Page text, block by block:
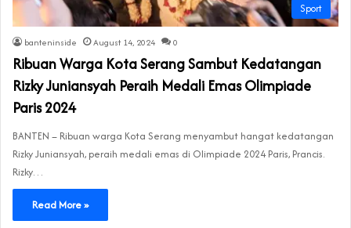
Sport
banteninside August 14, 2024 0
Ribuan Warga Kota Serang Sambut Kedatangan
Rizky Juniansyah Peraih Medali Emas Olimpiade
Paris 2024
BANTEN – Ribuan warga Kota Serang menyambut hangat kedatangan
Rizky Juniansyah, peraih medali emas di Olimpiade 2024 Paris, Prancis.
Rizky…
Read More »